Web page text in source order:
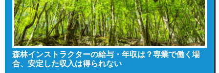
森林インストラクターの給与・年収は？専業で働く場
合、安定した収入は得られない